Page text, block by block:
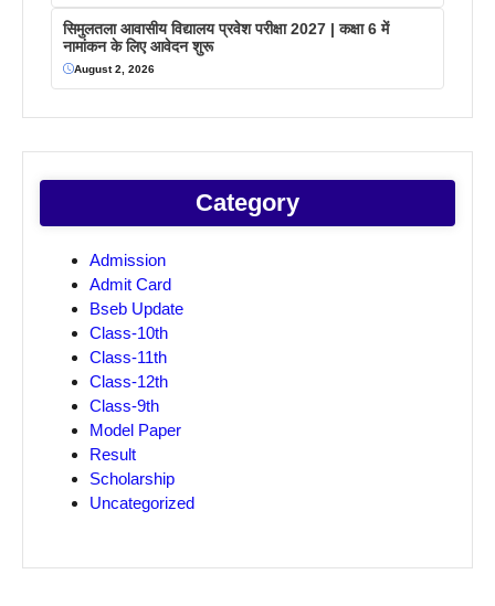
सिमुलतला आवासीय विद्यालय प्रवेश परीक्षा 2027 | कक्षा 6 में
नामांकन के लिए आवेदन शुरू
August 2, 2026
Category
Admission
Admit Card
Bseb Update
Class-10th
Class-11th
Class-12th
Class-9th
Model Paper
Result
Scholarship
Uncategorized